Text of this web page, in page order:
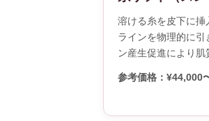
溶ける糸を皮下に挿
ラインを物理的に
ン産生促進により肌
参考価格：¥44,000